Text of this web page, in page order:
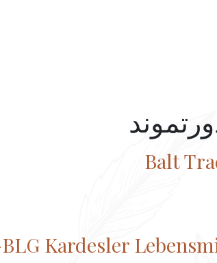
Balt
BLG Kardesler